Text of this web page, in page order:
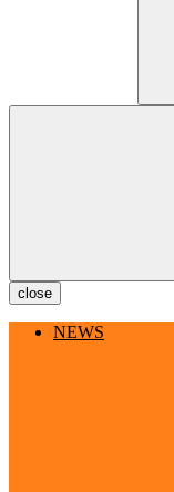
close
NEWS